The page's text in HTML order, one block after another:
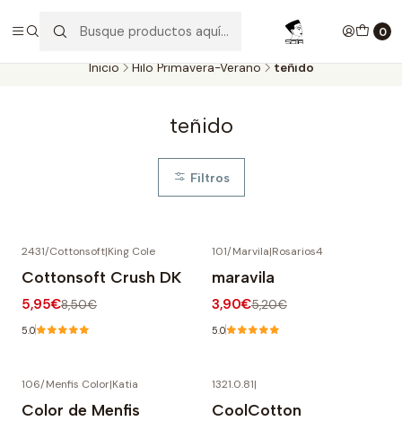
0
Aproveite as entregas grátis para todas as encomendas
superiores a 60€. Faça as suas compras e economize!
Inicio Hilo Primavera-Verano teñido
teñido
Filtros
2431/Cottonsoft|King Cole
Cottonsoft Crush DK
5,95€8,50€
5.0
101/Marvila|Rosarios4
maravila
3,90€5,20€
5.0
106/Menfis Color|Katia
Color de Menfis
1321.0.81|
CoolCotton